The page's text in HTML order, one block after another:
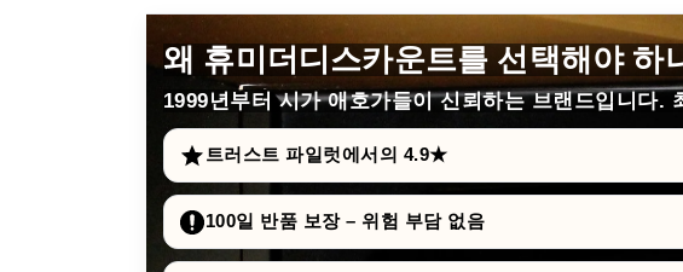
왜 휴미더디스카운트를 선택해야 하
1999년부터시가 애호가들이 신뢰하는 브랜드입니다.
트러스트 파일럿에서의 4.9★
100일 반품 보장 – 위험 부담 없음